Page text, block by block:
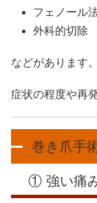
フェノール
外科的切除
などがあります。
症状の程度や再
巻き爪手
① 強い痛